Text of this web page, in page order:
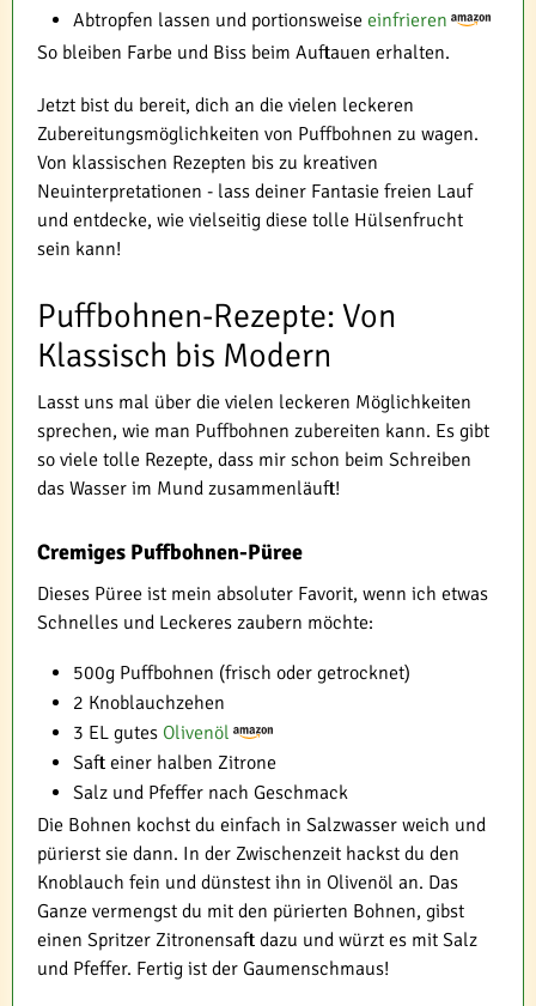
Abtropfen lassen und portionsweise einfrieren
So bleiben Farbe und Biss beim Auftauen erhalten.
Jetzt bist du bereit, dich an die vielen leckeren
Zubereitungsmöglichkeiten von Puffbohnen zu wagen.
Von klassischen Rezepten bis zu kreativen
Neuinterpretationen - lass deiner Fantasie freien Lauf
und entdecke, wie vielseitig diese tolle Hülsenfrucht
sein kann!
Puffbohnen-Rezepte: Von
Klassisch bis Modern
Lasst uns mal über die vielen leckeren Möglichkeiten
sprechen, wie man Puffbohnen zubereiten kann. Es gibt
so viele tolle Rezepte, dass mir schon beim Schreiben
das Wasser im Mund zusammenläuft!
Cremiges Puffbohnen-Püree
Dieses Püree ist mein absoluter Favorit, wenn ich etwas
Schnelles und Leckeres zaubern möchte:
500g Puffbohnen (frisch oder getrocknet)
2 Knoblauchzehen
3 EL gutes Olivenöl
Saft einer halben Zitrone
Salz und Pfeffer nach Geschmack
Die Bohnen kochst du einfach in Salzwasser weich und
pürierst sie dann. In der Zwischenzeit hackst du den
Knoblauch fein und dünstest ihn in Olivenöl an. Das
Ganze vermengst du mit den pürierten Bohnen, gibst
einen Spritzer Zitronensaft dazu und würzt es mit Salz
und Pfeffer. Fertig ist der Gaumenschmaus!